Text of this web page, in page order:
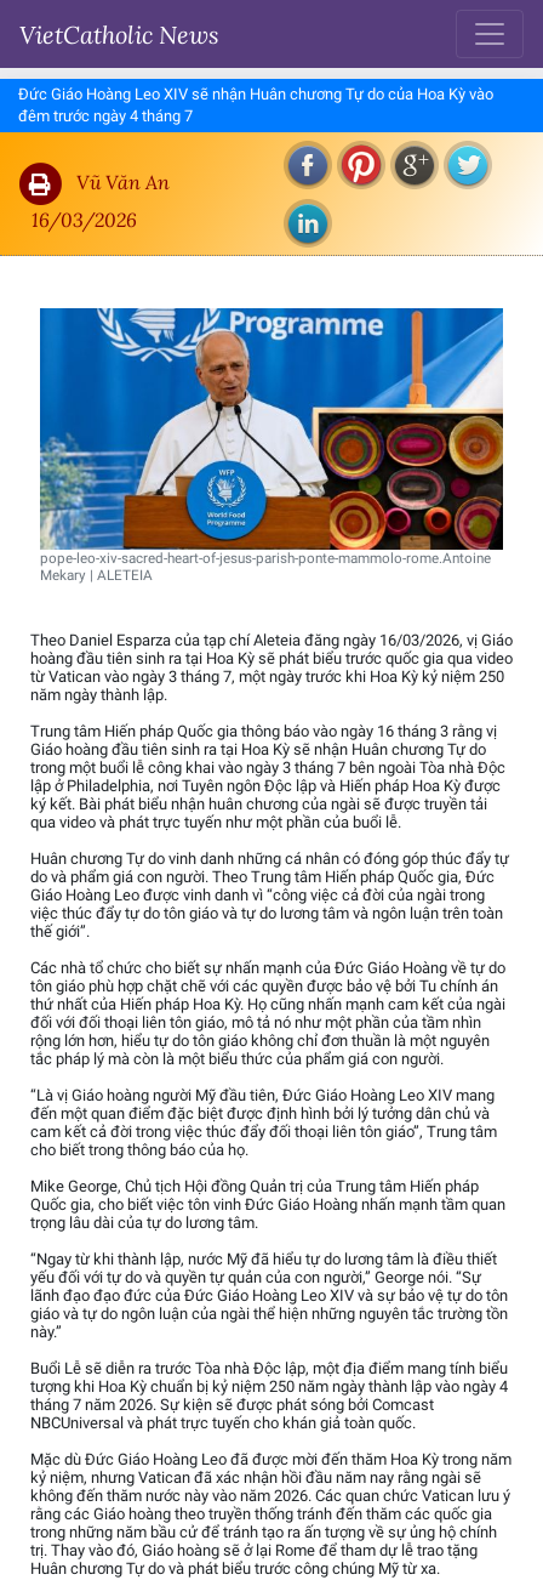
VietCatholic News
Đức Giáo Hoàng Leo XIV sẽ nhận Huân chương Tự do của Hoa Kỳ vào
đêm trước ngày 4 tháng 7
Vũ Văn An
16/03/2026
pope-leo-xiv-sacred-heart-of-jesus-parish-ponte-mammolo-rome.Antoine
Mekary | ALETEIA
Theo Daniel Esparza của tạp chí Aleteia đăng ngày 16/03/2026, vị Giáo
hoàng đầu tiên sinh ra tại Hoa Kỳ sẽ phát biểu trước quốc gia qua video
từ Vatican vào ngày 3 tháng 7, một ngày trước khi Hoa Kỳ kỷ niệm 250
năm ngày thành lập.
Trung tâm Hiến pháp Quốc gia thông báo vào ngày 16 tháng 3 rằng vị
Giáo hoàng đầu tiên sinh ra tại Hoa Kỳ sẽ nhận Huân chương Tự do
trong một buổi lễ công khai vào ngày 3 tháng 7 bên ngoài Tòa nhà Độc
lập ở Philadelphia, nơi Tuyên ngôn Độc lập và Hiến pháp Hoa Kỳ được
ký kết. Bài phát biểu nhận huân chương của ngài sẽ được truyền tải
qua video và phát trực tuyến như một phần của buổi lễ.
Huân chương Tự do vinh danh những cá nhân có đóng góp thúc đẩy tự
do và phẩm giá con người. Theo Trung tâm Hiến pháp Quốc gia, Đức
Giáo Hoàng Leo được vinh danh vì “công việc cả đời của ngài trong
việc thúc đẩy tự do tôn giáo và tự do lương tâm và ngôn luận trên toàn
thế giới”.
Các nhà tổ chức cho biết sự nhấn mạnh của Đức Giáo Hoàng về tự do
tôn giáo phù hợp chặt chẽ với các quyền được bảo vệ bởi Tu chính án
thứ nhất của Hiến pháp Hoa Kỳ. Họ cũng nhấn mạnh cam kết của ngài
đối với đối thoại liên tôn giáo, mô tả nó như một phần của tầm nhìn
rộng lớn hơn, hiểu tự do tôn giáo không chỉ đơn thuần là một nguyên
tắc pháp lý mà còn là một biểu thức của phẩm giá con người.
“Là vị Giáo hoàng người Mỹ đầu tiên, Đức Giáo Hoàng Leo XIV mang
đến một quan điểm đặc biệt được định hình bởi lý tưởng dân chủ và
cam kết cả đời trong việc thúc đẩy đối thoại liên tôn giáo”, Trung tâm
cho biết trong thông báo của họ.
Mike George, Chủ tịch Hội đồng Quản trị của Trung tâm Hiến pháp
Quốc gia, cho biết việc tôn vinh Đức Giáo Hoàng nhấn mạnh tầm quan
trọng lâu dài của tự do lương tâm.
“Ngay từ khi thành lập, nước Mỹ đã hiểu tự do lương tâm là điều thiết
yếu đối với tự do và quyền tự quản của con người,” George nói. “Sự
lãnh đạo đạo đức của Đức Giáo Hoàng Leo XIV và sự bảo vệ tự do tôn
giáo và tự do ngôn luận của ngài thể hiện những nguyên tắc trường tồn
này.”
Buổi Lễ sẽ diễn ra trước Tòa nhà Độc lập, một địa điểm mang tính biểu
tượng khi Hoa Kỳ chuẩn bị kỷ niệm 250 năm ngày thành lập vào ngày 4
tháng 7 năm 2026. Sự kiện sẽ được phát sóng bởi Comcast
NBCUniversal và phát trực tuyến cho khán giả toàn quốc.
Mặc dù Đức Giáo Hoàng Leo đã được mời đến thăm Hoa Kỳ trong năm
kỷ niệm, nhưng Vatican đã xác nhận hồi đầu năm nay rằng ngài sẽ
không đến thăm nước này vào năm 2026. Các quan chức Vatican lưu ý
rằng các Giáo hoàng theo truyền thống tránh đến thăm các quốc gia
trong những năm bầu cử để tránh tạo ra ấn tượng về sự ủng hộ chính
trị. Thay vào đó, Giáo hoàng sẽ ở lại Rome để tham dự lễ trao tặng
Huân chương Tự do và phát biểu trước công chúng Mỹ từ xa.